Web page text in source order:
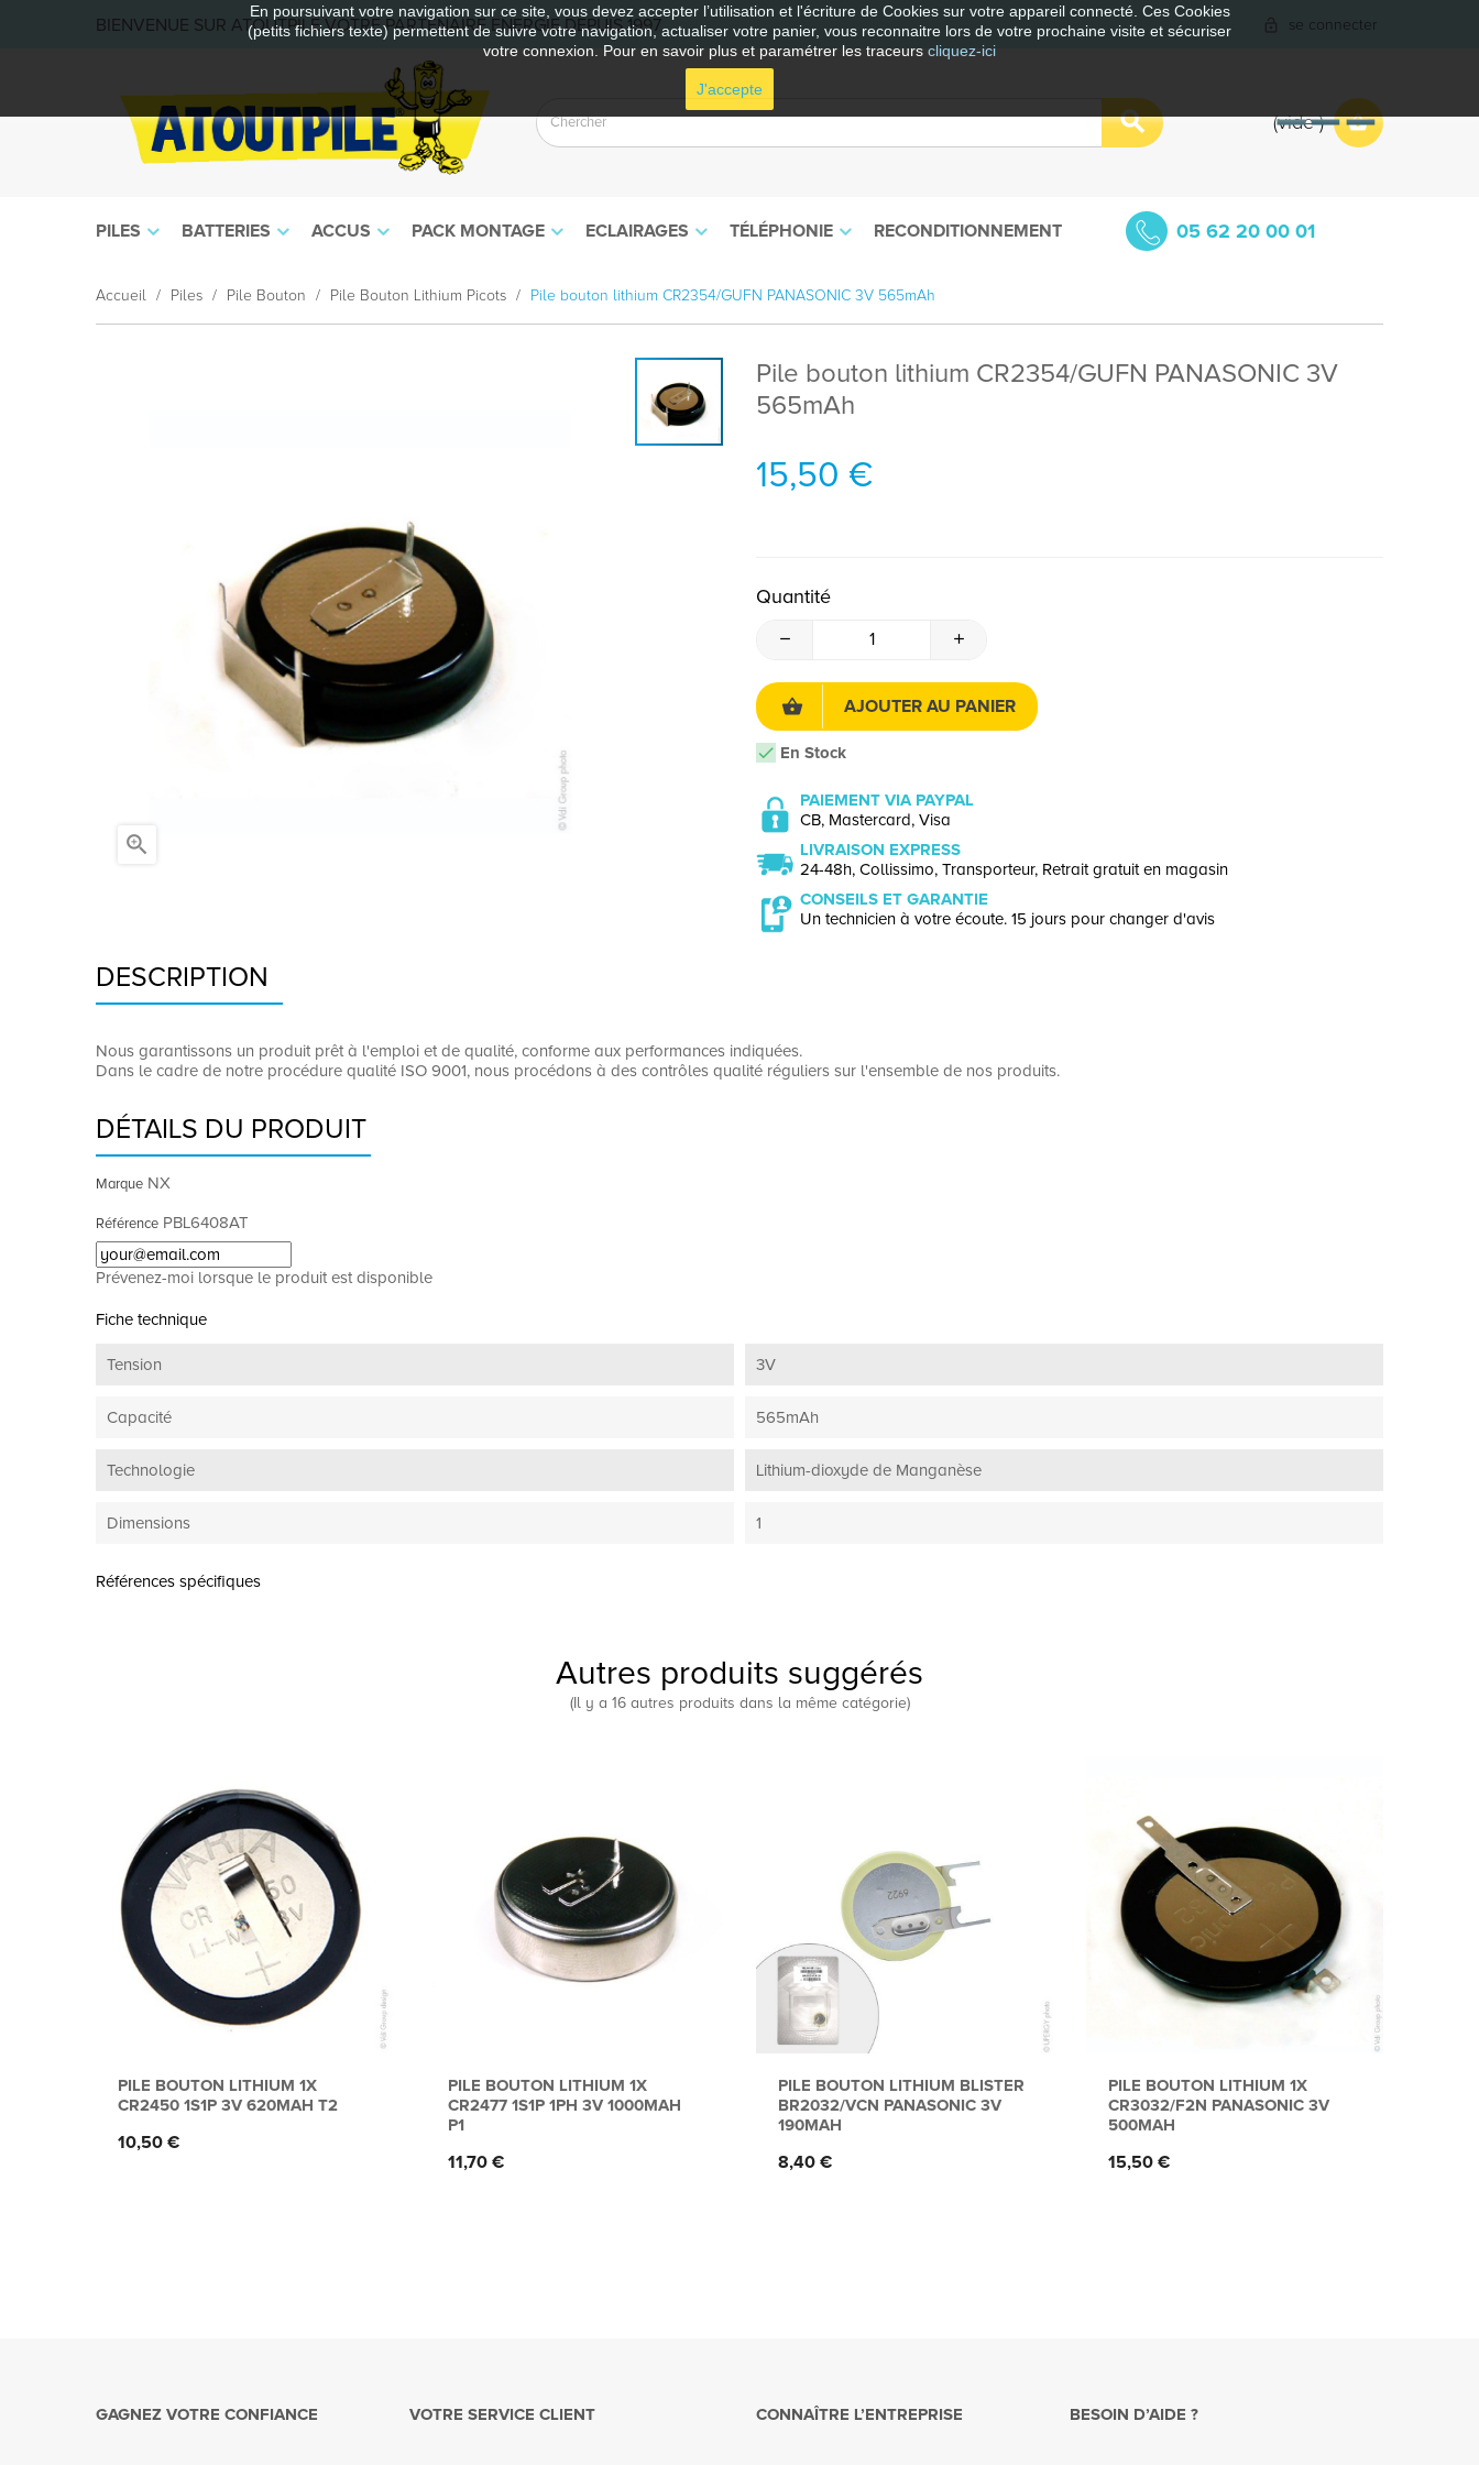
En poursuivant votre navigation sur ce site, vous devez accepter l’utilisation et l'écriture de Cookies sur votre appareil connecté. Ces Cookies
(petits fichiers texte) permettent de suivre votre navigation, actualiser votre panier, vous reconnaitre lors de votre prochaine visite et sécuriser
votre connexion. Pour en savoir plus et paramétrer les traceurs cliquez-ici
J'accepte
BIENVENUE SUR ATOUTPILE VOTRE PARTENAIRE ENERGIE DEPUIS 1997 se connecter
vide
PILES BATTERIES ACCUS PACK MONTAGE ECLAIRAGES TÉLÉPHONIE RECONDITIONNEMENT 05 62 20 00 01
Accueil Piles Pile Bouton Pile Bouton Lithium Picots Pile bouton lithium CR2354/GUFN PANASONIC 3V 565mAh

Pile bouton lithium CR2354/GUFN PANASONIC 3V
565mAh
15,50 €
Quantité
AJOUTER AU PANIER
En Stock
PAIEMENT VIA PAYPAL
CB, Mastercard, Visa
LIVRAISON EXPRESS
24-48h, Collissimo, Transporteur, Retrait gratuit en magasin
CONSEILS ET GARANTIE
Un technicien à votre écoute. 15 jours pour changer d'avis
DESCRIPTION
Nous garantissons un produit prêt à l'emploi et de qualité, conforme aux performances indiquées.
Dans le cadre de notre procédure qualité ISO 9001, nous procédons à des contrôles qualité réguliers sur l'ensemble de nos produits.
DÉTAILS DU PRODUIT
Marque NX
Référence PBL6408AT
Prévenez-moi lorsque le produit est disponible
Fiche technique
Tension 3V
Capacité 565mAh
Technologie Lithium-dioxyde de Manganèse
Dimensions 1
Références spécifiques
Autres produits suggérés
(Il y a 16 autres produits dans la même catégorie)
PILE BOUTON LITHIUM 1X
CR2450 1S1P 3V 620MAH T2
Prix
10,50 €
PILE BOUTON LITHIUM 1X
CR2477 1S1P 1PH 3V 1000MAH
P1
Prix
11,70 €
PILE BOUTON LITHIUM BLISTER
BR2032/VCN PANASONIC 3V
190MAH
Prix
8,40 €
PILE BOUTON LITHIUM 1X
CR3032/F2N PANASONIC 3V
500MAH
Prix
15,50 €
GAGNEZ VOTRE CONFIANCE VOTRE SERVICE CLIENT CONNAÎTRE L’ENTREPRISE BESOIN D’AIDE ?